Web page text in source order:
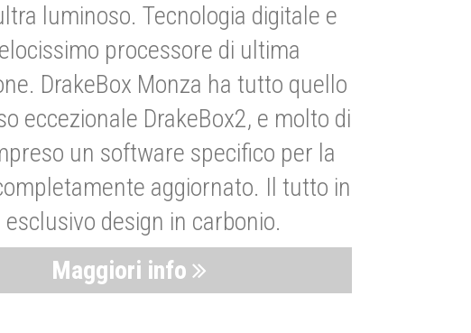
luminoso. Tecnologia digitale e
processore di ultima
DrakeBox Monza ha tutto quello
eccezionale DrakeBox2, e molto di
un software specifico per la
aggiornato. Il tutto in
esclusivo design in carbonio.
Maggiori info